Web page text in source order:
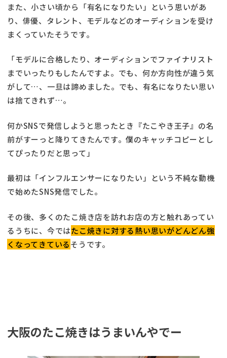
また、小さい頃から「有名になりたい」という思いがあ
り、俳優、タレント、モデルなどのオーディションを受け
まくっていたそうです。
「モデルに合格したり、オーディションでファイナリスト
までいったりもしたんですよ。でも、何か方向性が違う気
がして…、一旦は諦めました。でも、有名になりたい思い
は捨てきれず…。
何かSNSで発信しようと思ったとき『たこやき王子』の名
前がすーっと降りてきたんです。僕のキャッチコピーとし
てぴったりだと思って」
最初は「インフルエンサーになりたい」という不純な動機
で始めたSNS発信でした。
その後、多くのたこ焼き店を訪れお店の方と触れあってい
るうちに、今ではたこ焼きに対する熱い思いがどんどん強
くなってきているそうです。
大阪のたこ焼きはうまいんやでー